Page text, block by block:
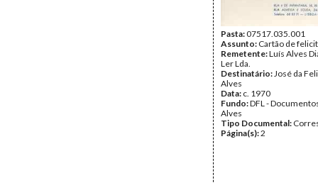
Pasta:07517.035.001
Assunto: Cartão de
Remetente:Luís Alves
Ler Lda.
Destinatário:José da
Alves
Data: c. 1970
Fundo:DFL -
Alves
Tipo Documental:
Página(s):2